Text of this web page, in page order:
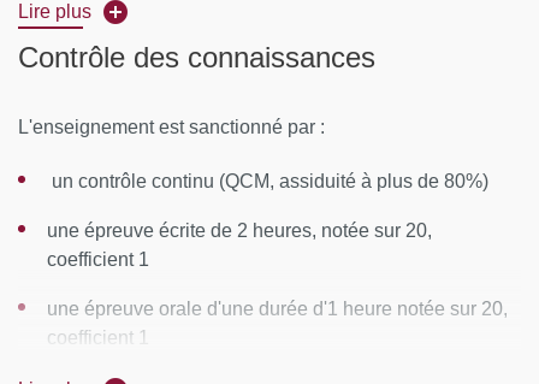
Lieu :Paris
la Chirurgie Bariplastique
Suivi nutritionnel après une Chirurgie Bariatrique
Lire plus
Contrôle des connaissances
L'enseignement est sanctionné par :
un contrôle continu (QCM, assiduité à plus de 80%)
une épreuve écrite de 2 heures, notée sur 20,
coefficient 1
une épreuve orale d'une durée d'1 heure notée sur 20,
coefficient 1